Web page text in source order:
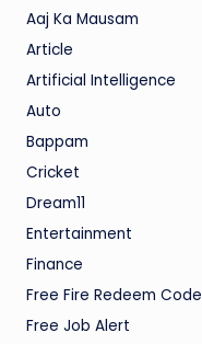
Aaj Ka Mausam
Article
Artificial Intelligence
Auto
Bappam
Cricket
Dream11
Entertainment
Finance
Free Fire Redeem Code
Free Job Alert